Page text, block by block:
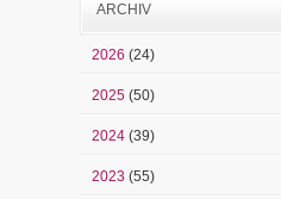
ARCHIV
2026 (24)
2025 (50)
2024 (39)
2023 (55)